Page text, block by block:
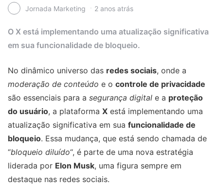
Jornada Marketing 2 anos atrás
O X está implementando uma atualização significativa
em sua funcionalidade de bloqueio.
No dinâmico universo das redes sociais, onde a
moderação de conteúdo e o controle de privacidade
são essenciais para a segurança digital e a proteção
do usuário, a plataforma X está implementando uma
atualização significativa em sua funcionalidade de
bloqueio. Essa mudança, que está sendo chamada de
“bloqueio diluído“, é parte de uma nova estratégia
liderada por Elon Musk, uma figura sempre em
destaque nas redes sociais.